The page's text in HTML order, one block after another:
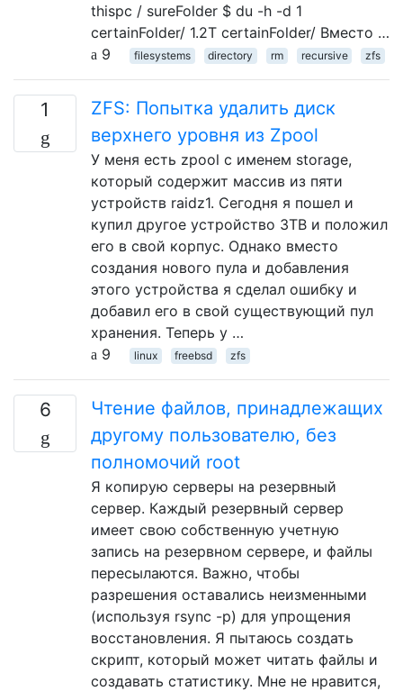
thispc / sureFolder $ du -h -d 1
certainFolder/ 1.2T certainFolder/ Вместо …
9
filesystems directory rm recursive zfs
1
ZFS: Попытка удалить диск
верхнего уровня из Zpool
У меня есть zpool с именем storage,
который содержит массив из пяти
устройств raidz1. Сегодня я пошел и
купил другое устройство 3TB и положил
его в свой корпус. Однако вместо
создания нового пула и добавления
этого устройства я сделал ошибку и
добавил его в свой существующий пул
хранения. Теперь у …
9
linux freebsd zfs
6
Чтение файлов, принадлежащих
другому пользователю, без
полномочий root
Я копирую серверы на резервный
сервер. Каждый резервный сервер
имеет свою собственную учетную
запись на резервном сервере, и файлы
пересылаются. Важно, чтобы
разрешения оставались неизменными
(используя rsync -p) для упрощения
восстановления. Я пытаюсь создать
скрипт, который может читать файлы и
создавать статистику. Мне не нравится,